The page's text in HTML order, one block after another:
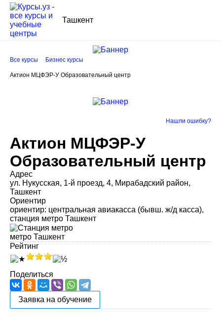
Ташкент
Все курсы Бизнес курсы
Актион МЦФЭР-У Образовательный центр
Нашли ошибку?
Актион МЦФЭР-У
Образовательный центр
Адрес
ул. Нукусская, 1-й проезд, 4, Мирабадский район,
Ташкент
Ориентир
ориентир: центральная авиакасса (бывш. ж/д касса),
станция метро Ташкент
метро Ташкент
Рейтинг
Поделиться
Заявка на обучение